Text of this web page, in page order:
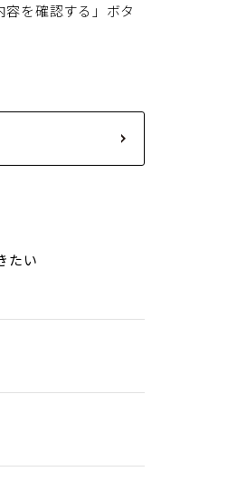
を確認する」ボタ
たい